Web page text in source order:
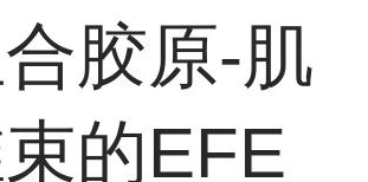
胶原-肌
的EFE